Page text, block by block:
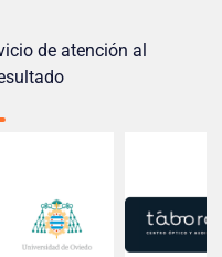
de atención al